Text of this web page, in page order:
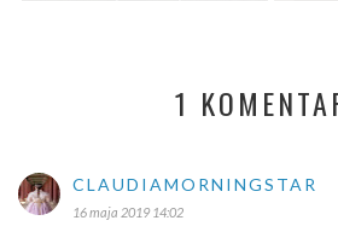
1
CLAUDIAMORNINGSTAR
16 maja 2019 14:02